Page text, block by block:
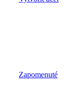
Zapomenuté